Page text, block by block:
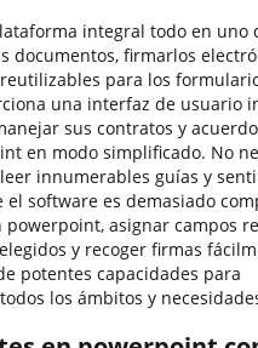
integral todo en uno
documentos, firmarlos
para los
una interfaz de usuario
sus contratos y
en modo simplificado. No
innumerables guías y
software es demasiado
asignar campos
y recoger firmas
potentes capacidades para
los ámbitos y